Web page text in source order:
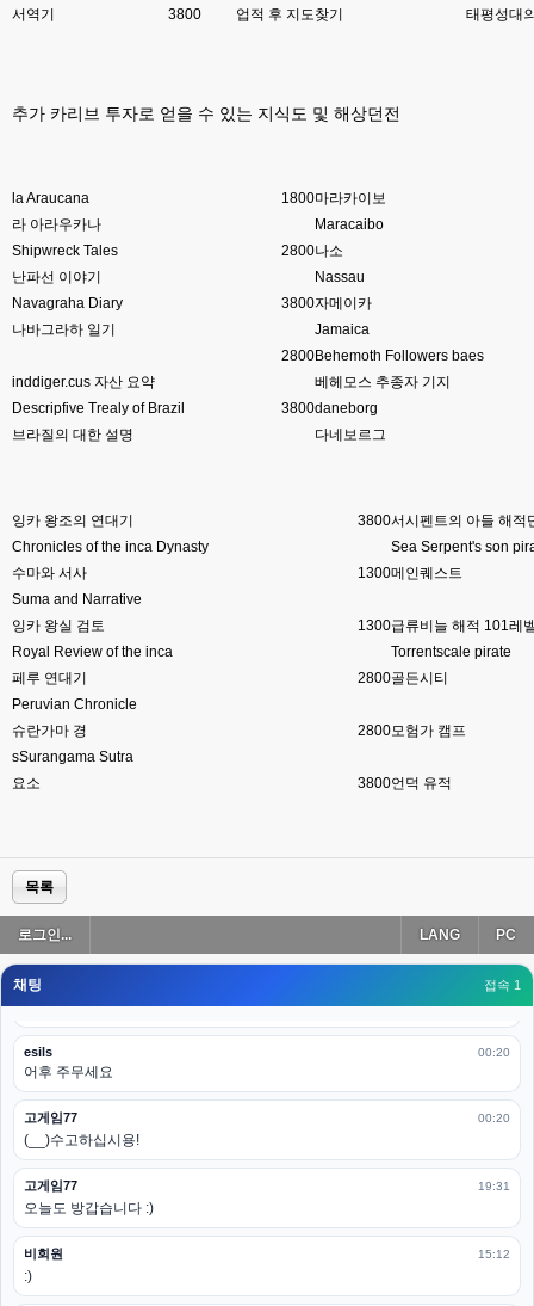
서역기 3800 업적 후 지도찾기 태평성대
추가 카리브 투자로 얻을 수 있는 지식도 및 해상던전
la Araucana 1800마라카이보
라 아라우카나
Maracaibo
Shipwreck Tales
2800나소
난파선 이야기
Nassau
Navagraha Diary
3800자메이카
나바그라하 일기
Jamaica
2800Behemoth Followers baes
inddiger.cus 자산 요약
베헤모스 추종자 기지
Descripfive Trealy of Brazil
3800daneborg
브라질의 대한 설명
다네보르그
잉카 왕조의 연대기 3800서시펜트의 아들 해적
Chronicles of the inca Dynasty
Sea Serpent's son
수마와 서사
1300메인퀘스트
Suma and Narrative
잉카 왕실 검토
1300급류비늘 해적 101레
Royal Review of the inca
Torrentscale pirate
페루 연대기
2800골든시티
Peruvian Chronicle
슈란가마 경
2800모험가 캠프
sSurangama Sutra
요소
3800언덕 유적
목록
로그인... PC
LANG
채팅 접속 1
없을꺼같아서 ;;
비회원
ㅇ
채팅치믄 바로 반영 정상 ㅋ
고게임77
접속자는 ip당 1명인가 보네요. 다른 브로우저로 접속해도 3명인거보면
음
esils 00:18
나가도 3이네 하핫 ...
고게임77
esils 00:19
이게 db 접속자수로 잡는형태로 해서 그런가 ;;
고게임77
esils
esils 00:19
다 펼쳐두면 너무길어서 ..
esils 00:19
모바일로 보는데도 좀 불편하더라구요
고게임77 00:19
아 ㅋㅋ 내일도 심심하면 들리겠습니다. 벌써 12시가 넘었었네요
esils 00:20
어후 주무세요
고게임77 00:20
(__)수고하십시용!
고게임77 19:31
오늘도 방갑습니다 :)
비회원 15:12
:)